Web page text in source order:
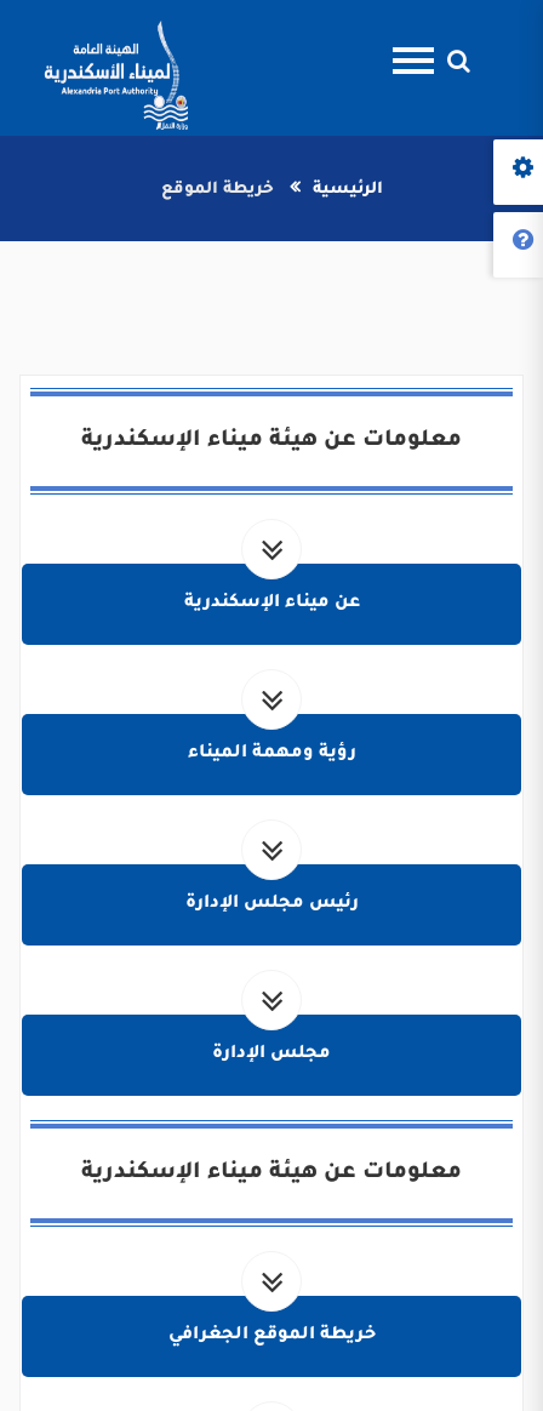
الرئيسية خريطة الموقع
معلومات عن هيئة ميناء الإسكندرية
عن ميناء الإسكندرية
رؤية ومهمة الميناء
رئيس مجلس الإدارة
مجلس الإدارة
معلومات عن هيئة ميناء الإسكندرية
خريطة الموقع الجغرافي